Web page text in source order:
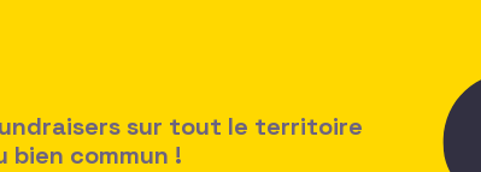
sur tout le territoire
commun !